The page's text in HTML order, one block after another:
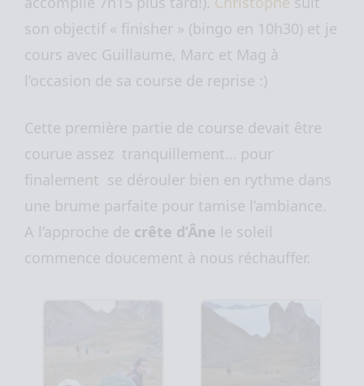
son objectif « finisher » (bingo en 10h30) et je
cours avec Guillaume, Marc et Mag à
l’occasion de sa course de reprise :)
Cette première partie de course devait être
courue assez tranquillement… pour
finalement se dérouler bien en rythme dans
une brume parfaite pour tamise l’ambiance.
A l’approche de crête d’Âne le soleil
commence doucement à nous réchauffer.